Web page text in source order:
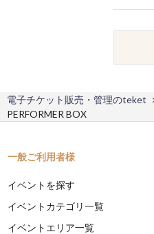
電子チケット販売・管理のteket
PERFORMER BOX
一般ご利用者様
イベントを探す
イベントカテゴリ一覧
イベントエリア一覧